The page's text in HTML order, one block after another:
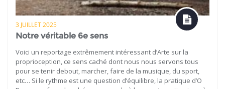
3 JUILLET 2025
Notre véritable 6e sens
Voici un reportage extrêmement intéressant d’Arte sur la
proprioception, ce sens caché dont nous nous servons tous
pour se tenir debout, marcher, faire de la musique, du sport,
etc… Si le rythme est une question d’équilibre, la pratique d’O